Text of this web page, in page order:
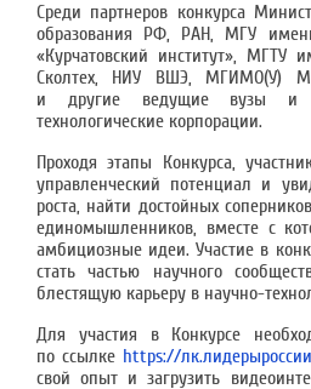
Среди партнеров конкурса
образования РФ, РАН, МГУ
«Курчатовский институт»,
Сколтех, НИУ ВШЭ, МГИМО(У)
и другие ведущие вузы и
технологические корпорации.
Проходя этапы Конкурса,
управленческий потенциал и
роста, найти достойных
единомышленников, вместе с
амбициозные идеи. Участие в
стать частью научного
блестящую карьеру в научно-
Для участия в Конкурсе
по ссылке https://
свой опыт и загрузить